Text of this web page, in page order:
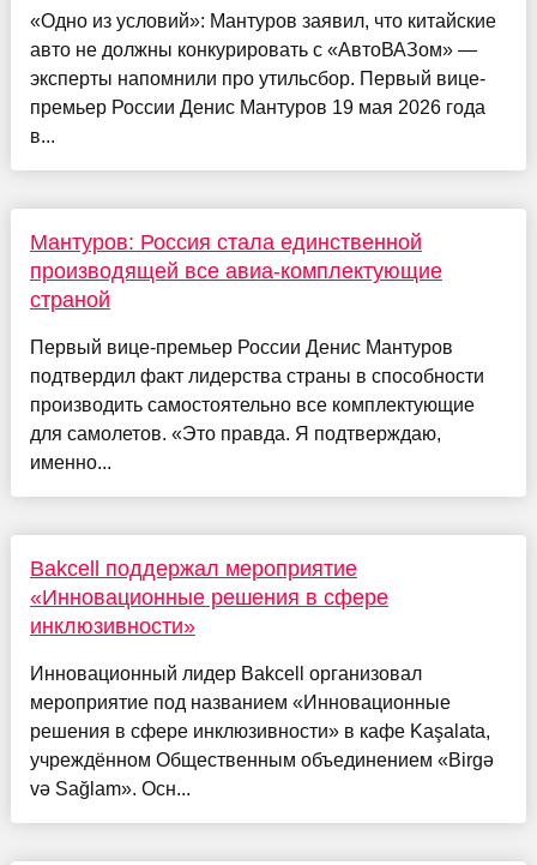
«Одно из условий»: Мантуров заявил, что китайские
авто не должны конкурировать с «АвтоВАЗом» —
эксперты напомнили про утильсбор. Первый вице-
премьер России Денис Мантуров 19 мая 2026 года
в...
Мантуров: Россия стала единственной
производящей все авиа-комплектующие
страной
Первый вице-премьер России Денис Мантуров
подтвердил факт лидерства страны в способности
производить самостоятельно все комплектующие
для самолетов. «Это правда. Я подтверждаю,
именно...
Bakcell поддержал мероприятие
«Инновационные решения в сфере
инклюзивности»
Инновационный лидер Bakcell организовал
мероприятие под названием «Инновационные
решения в сфере инклюзивности» в кафе Kaşalata,
учреждённом Общественным объединением «Birgə
və Sağlam». Осн...